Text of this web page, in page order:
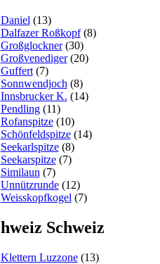
Daniel (13)
Dalfazer Roßkopf(8)
Großglockner(30)
Großvenediger(20)
Guffert(7)
Sonnwendjoch (8)
Innsbrucker K. (14)
Pendling(11)
Rofanspitze(10)
Schönfeldspitze(14)
Seekarlspitze(8)
Seekarspitze(7)
Similaun (7)
Unnützrunde(12)
Weisskopfkogel (7)
Schweiz
Klettern Luzzone(13)